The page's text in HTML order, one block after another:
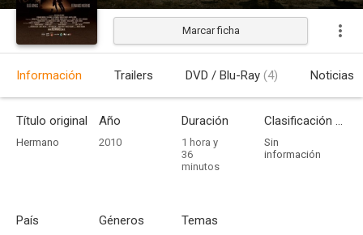
Estrenada
Marcar ficha
Información Trailers DVD / Blu-Ray (4) Noticias
Título original
Hermano
Año
2010
Duración
1 hora y
36
minutos
Clasificación por edades
Sin
información
País Géneros Temas